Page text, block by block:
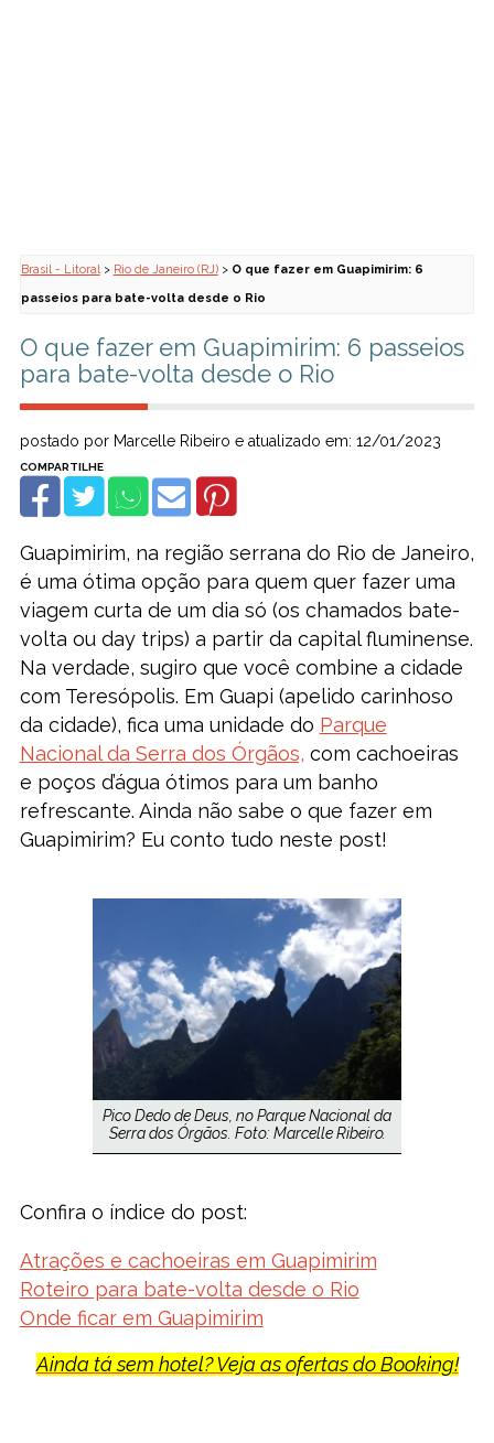
Brasil - Litoral> Rio de Janeiro (RJ)> O que fazer em Guapimirim: 6
passeios para bate-volta desde o Rio
O que fazer em Guapimirim: 6 passeios
para bate-volta desde o Rio
postado por Marcelle Ribeiro e atualizado em: 12/01/2023
Guapimirim, na região serrana do Rio de Janeiro,
é uma ótima opção para quem quer fazer uma
viagem curta de um dia só (os chamados bate-
volta ou day trips) a partir da capital fluminense.
Na verdade, sugiro que você combine a cidade
com Teresópolis. Em Guapi (apelido carinhoso
da cidade), fica uma unidade do Parque
Nacional da Serra dos Órgãos, com cachoeiras
e poços d’água ótimos para um banho
refrescante. Ainda não sabe o que fazer em
Guapimirim? Eu conto tudo neste post!
Pico Dedo de Deus, no Parque Nacional da
Serra dos Órgãos. Foto: Marcelle Ribeiro.
Confira o índice do post:
Atrações e cachoeiras em Guapimirim
Roteiro para bate-volta desde o Rio
Onde ficar em Guapimirim
Ainda tá sem hotel? Veja as ofertas do Booking!